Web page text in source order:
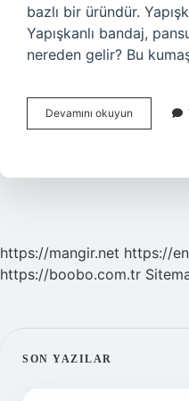
bazlı bir üründür.
Yapışkanlı bandaj,
nereden gelir? Bu
Devamını okuyun
Beze
Verilir
https://mangir.net https://
https://boobo.com.tr
SIDEBAR
SON YAZILAR